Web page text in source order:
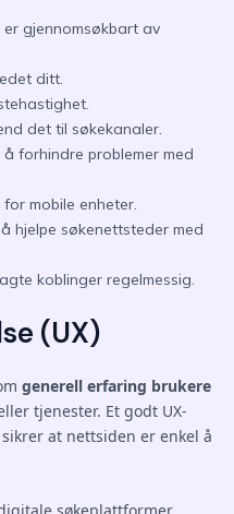
gjennomsøkbart av
ditt.
det til søkekanaler.
forhindre problemer med
mobile enheter.
hjelpe søkenettsteder med
koblinger regelmessig.
(UX)
generell erfaring brukere
tjenester. Et godt UX-
at nettsiden er enkel å